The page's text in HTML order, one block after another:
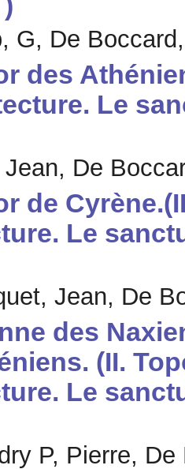
G, De
des
Le
, De
de
Le
Jean, De
des
(II.
Le
P, Pierre, De